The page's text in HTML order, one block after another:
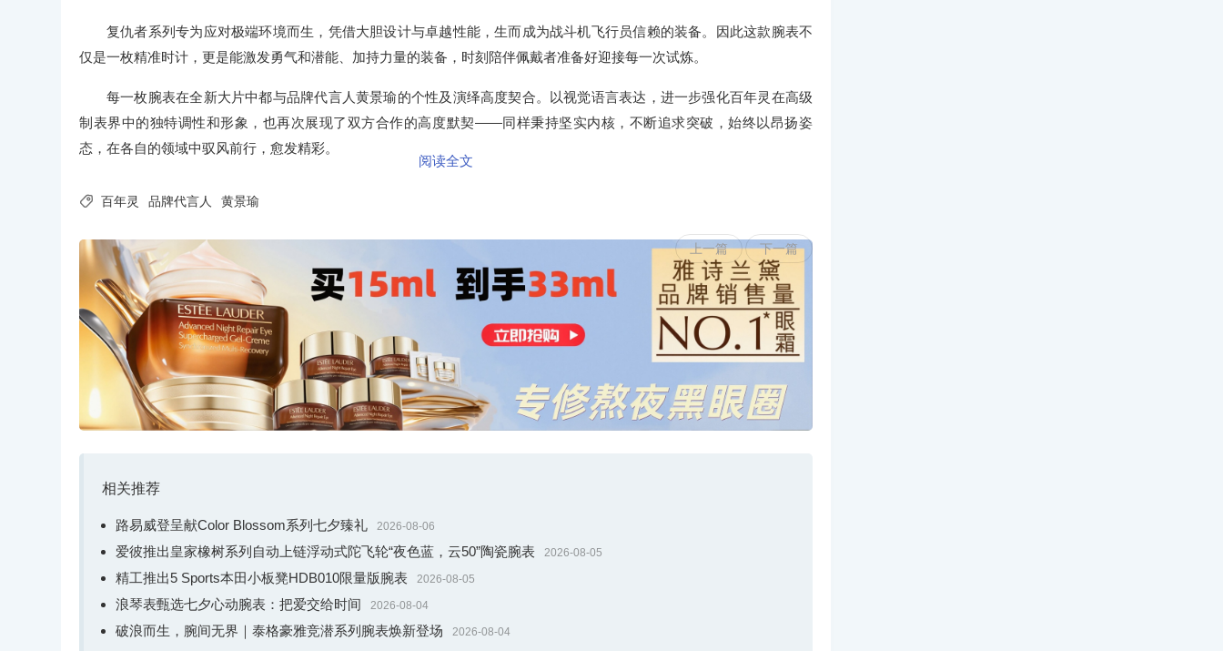
复仇者系列专为应对极端环境而生，凭借大胆设计与卓越性能，生而成为战斗机飞行员信赖的装备。因此这款腕表不
仅是一枚精准时计，更是能激发勇气和潜能、加持力量的装备，时刻陪伴佩戴者准备好迎接每一次试炼。
每一枚腕表在全新大片中都与品牌代言人黄景瑜的个性及演绎高度契合。以视觉语言表达，进一步强化百年灵在高级
制表界中的独特调性和形象，也再次展现了双方合作的高度默契——同样秉持坚实内核，不断追求突破，始终以昂扬姿
态，在各自的领域中驭风前行，愈发精彩。
阅读全文
 百年灵 品牌代言人 黄景瑜
上一篇 下一篇
相关推荐
路易威登呈献Color Blossom系列七夕臻礼 2026-08-06
爱彼推出皇家橡树系列自动上链浮动式陀飞轮“夜色蓝，云50”陶瓷腕表 2026-08-05
精工推出5 Sports本田小板凳HDB010限量版腕表 2026-08-05
浪琴表甄选七夕心动腕表：把爱交给时间 2026-08-04
破浪而生，腕间无界｜泰格豪雅竞潜系列腕表焕新登场 2026-08-04